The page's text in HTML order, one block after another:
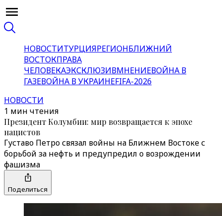
НОВОСТИТУРЦИЯРЕГИОНБЛИЖНИЙ
ВОСТОКПРАВА
ЧЕЛОВЕКАЭКСКЛЮЗИВМНЕНИЕВОЙНА В
ГАЗЕВОЙНА В УКРАИНЕFIFA-2026
НОВОСТИ
1 мин чтения
Президент Колумбии: мир возвращается к эпохе
нацистов
Густаво Петро связал войны на Ближнем Востоке с
борьбой за нефть и предупредил о возрождении
фашизма
Поделиться